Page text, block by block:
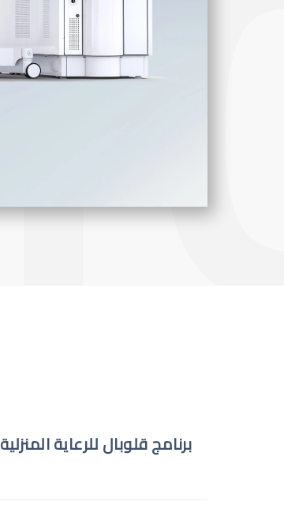
برنامج قلوبال للرعاية المنزلية